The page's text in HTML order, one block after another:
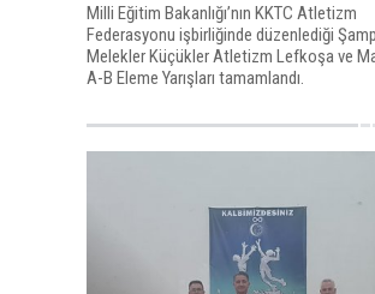
Milli Eğitim Bakanlığı’nın KKTC Atletizm
Federasyonu işbirliğinde düzenlediği
Melekler Küçükler Atletizm Lefkoşa ve
A-B Eleme Yarışları tamamlandı.